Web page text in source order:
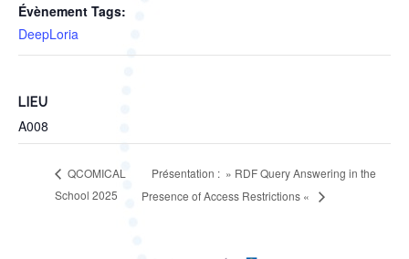
Évènement Tags:
DeepLoria
LIEU
A008
QCOMICAL
School 2025
Présentation : » RDF Query Answering in the
Presence of Access Restrictions «